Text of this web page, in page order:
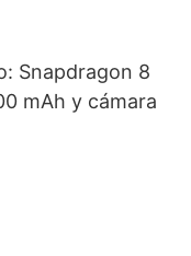
Snapdragon 8
mAh y cámara